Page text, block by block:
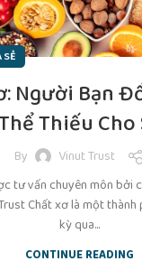
SẺ
Người Bạn
Thiếu Cho
By
Vinut Trust
tư vấn chuyên môn bởi
Chất xơ là một
kỳ qua...
CONTINUE READING